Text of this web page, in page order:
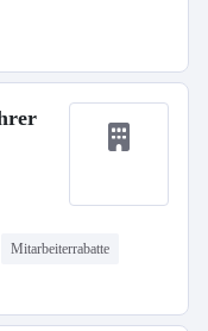
Mitarbeiterrabatte